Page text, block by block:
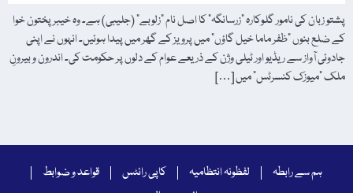
پشتو زبان کی نامور گلوکارہ "زرسانگہ” کا اصل نام "زلوبے” (جلیبی) ہے۔ وہ خیبر پختون خوا
کے ضلع بنوں "ظفر ماما خیل گاؤں” میں پرویز کے گھر میں پیدا ہوئیں۔ انہوں نے اپنی
جادوئی آواز سے ریڈیو اور ٹیلی وژن کے ذریعے عوام کے دلوں پر حکومت کی۔ اندرون و بیرونِ
ملک "میوزک کنسرٹس” میں […]
ہم سے رابطہ لفظونہ انتظامیہ کاپی رائٹس
قواعد و ضوابط